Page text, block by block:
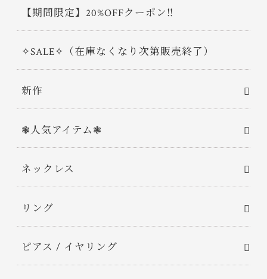
【期間限定】20%OFFクーポン‼
✧SALE✧（在庫なくなり次第販売終了）
新作
❃人気アイテム❃
ネックレス
リング
ピアス / イヤリング